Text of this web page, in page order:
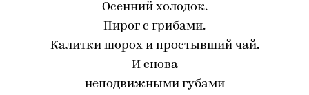
Осенний холодок.
Пирог с грибами.
Калитки шорох и простывший чай.
И снова
неподвижными губами